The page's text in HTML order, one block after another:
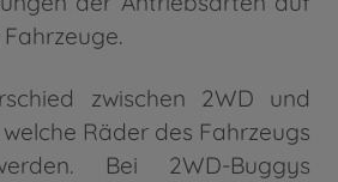
zwischen 2WD und
Räder des Fahrzeugs
Bei 2WD-Buggys